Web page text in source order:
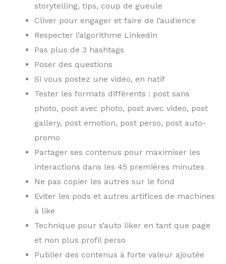
storytelling, tips, coup de gueule
Cliver pour engager et faire de l’audience
Respecter l’algorithme Linkedin
Pas plus de 3 hashtags
Poser des questions
Si vous postez une vidéo, en natif
Tester les formats différents : post sans
photo, post avec photo, post avec video, post
gallery, post emotion, post perso, post auto-
promo
Partager ses contenus pour maximiser les
interactions dans les 45 premières minutes
Ne pas copier les autres sur le fond
Eviter les pods et autres artifices de machines
à like
Technique pour s’auto liker en tant que page
et non plus profil perso
Publier des contenus à forte valeur ajoutée